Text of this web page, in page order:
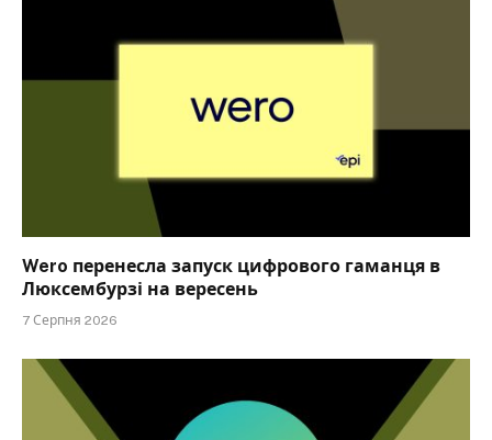
Wero перенесла запуск цифрового гаманця в
Люксембурзі на вересень
7 Серпня 2026